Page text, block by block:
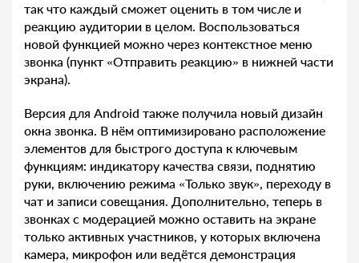
так что каждый сможет оценить в том числе и
реакцию аудитории в целом. Воспользоваться
новой функцией можно через контекстное меню
звонка (пункт «Отправить реакцию» в нижней части
экрана).
Версия для Android также получила новый дизайн
окна звонка. В нём оптимизировано расположение
элементов для быстрого доступа к ключевым
функциям: индикатору качества связи, поднятию
руки, включению режима «Только звук», переходу в
чат и записи совещания. Дополнительно, теперь в
звонках с модерацией можно оставить на экране
только активных участников, у которых включена
камера, микрофон или ведётся демонстрация